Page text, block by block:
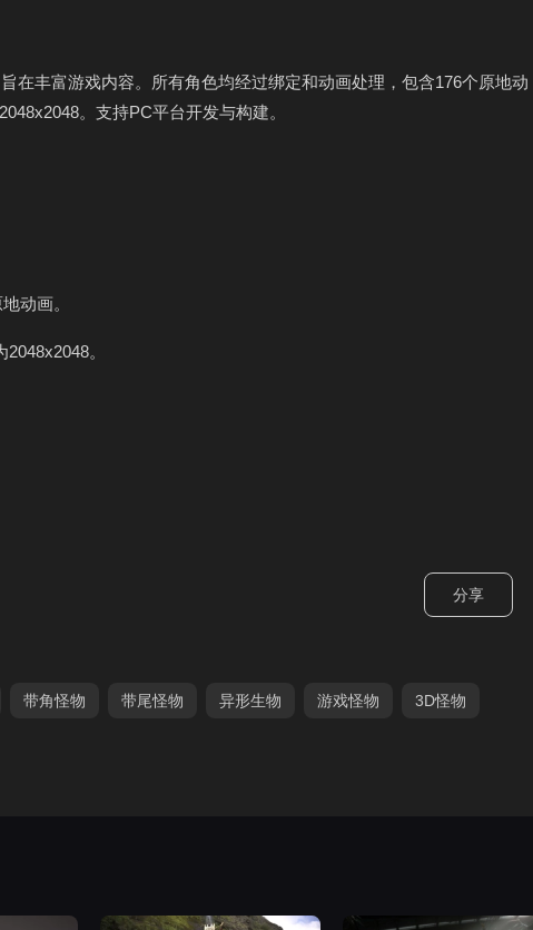
在丰富游戏内容。所有角色均经过绑定和动画处理，包含176个原地动
。支持PC平台开发与构建。
动画。
。
分享
带角怪物 带尾怪物 异形生物 游戏怪物 3D怪物